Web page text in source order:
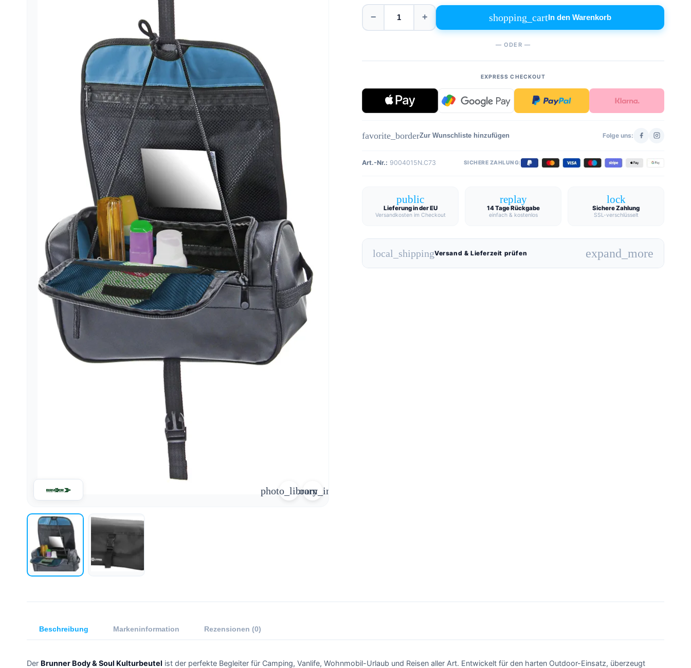
zoom_in
photo_library
− + shopping_cartIn den Warenkorb
— ODER —
EXPRESS CHECKOUT
favorite_borderZur Wunschliste hinzufügen Folge uns:
Art.-Nr.: 9004015N.C73 SICHERE ZAHLUNG:
public
Lieferung in der EU
Versandkosten im Checkout
replay
14 Tage Rückgabe
einfach & kostenlos
lock
Sichere Zahlung
SSL-verschlüsselt
local_shippingVersand & Lieferzeit prüfen expand_more
Beschreibung Markeninformation Rezensionen (0)
Der Brunner Body & Soul Kulturbeutel ist der perfekte Begleiter für Camping, Vanlife, Wohnmobil-Urlaub und Reisen aller Art. Entwickelt für den harten Outdoor-Einsatz, überzeugt